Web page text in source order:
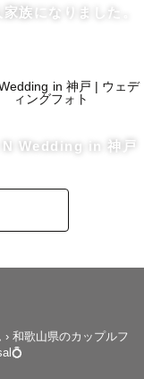
くれるかな…イヤ
か心配…などさま
残すことも私は
見返すと良い思
家族になりました。
Wedding in 神戸
› 和歌山県のカップルフ